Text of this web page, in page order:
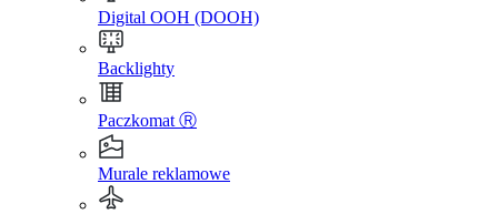
Digital OOH (DOOH)
Backlighty
Paczkomat Ⓡ
Murale reklamowe